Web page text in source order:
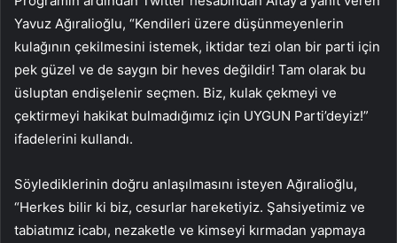
Yavuz Ağıralioğlu, “Kendileri üzere düşünmeyenlerin
kulağının çekilmesini istemek, iktidar tezi olan bir parti için
pek güzel ve de saygın bir heves değildir! Tam olarak bu
üsluptan endişelenir seçmen. Biz, kulak çekmeyi ve
çektirmeyi hakikat bulmadığımız için UYGUN Parti’deyiz!”
ifadelerini kullandı.
Söylediklerinin doğru anlaşılmasını isteyen Ağıralioğlu,
“Herkes bilir ki biz, cesurlar hareketiyiz. Şahsiyetimiz ve
tabiatımız icabı, nezaketle ve kimseyi kırmadan yapmaya